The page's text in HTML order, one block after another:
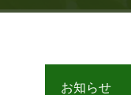
お知らせ